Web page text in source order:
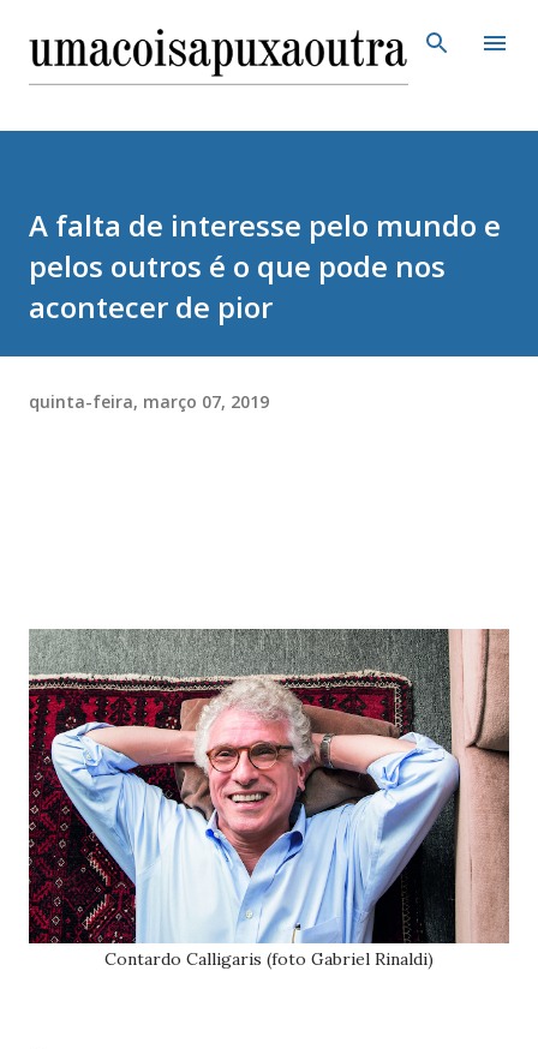
Pular para o conteúdo principal
A falta de interesse pelo mundo e
pelos outros é o que pode nos
acontecer de pior
quinta-feira, março 07, 2019
Contardo Calligaris (foto Gabriel Rinaldi)